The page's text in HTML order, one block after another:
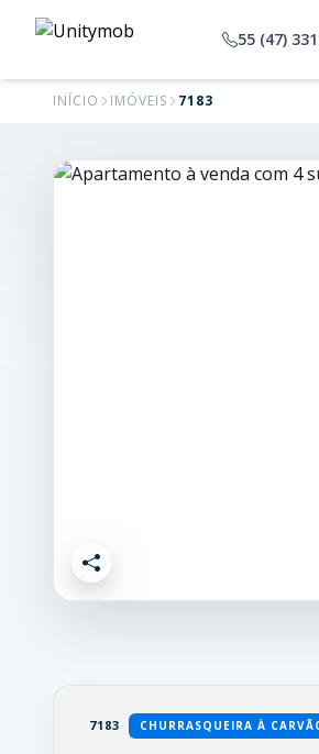
55 (47)
INÍCIO IMÓVEIS 7183
7183 CHURRASQUEIRA À